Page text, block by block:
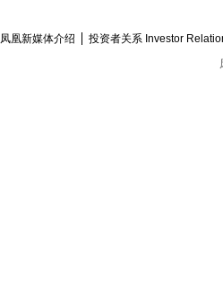
凤凰新媒体介绍 投资者关系 Investor